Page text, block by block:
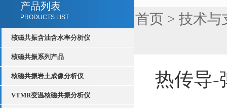
产品列表
PRODUCTS LIST
核磁共振含油含水率分析仪
核磁共振系列产品
核磁共振岩土成像分析仪
VTMR变温核磁共振分析仪
首页 > 技术与
热传导-